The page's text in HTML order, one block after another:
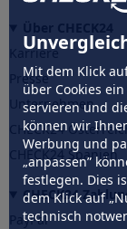
Mit dem Klick
über Cookies
servieren und
können wir
Werbung und
„anpassen”
festlegen. Dies
dem Klick auf
technisch
Karriere
Presse
Unternehmen
CHECK24
CHECK24 Spanien
CHECK24
PayPal